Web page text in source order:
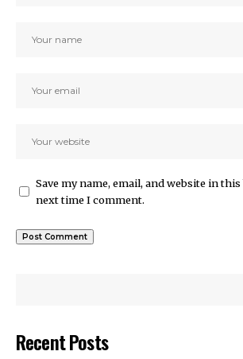
Save my name, email, and website in
next time I comment.
Recent Posts